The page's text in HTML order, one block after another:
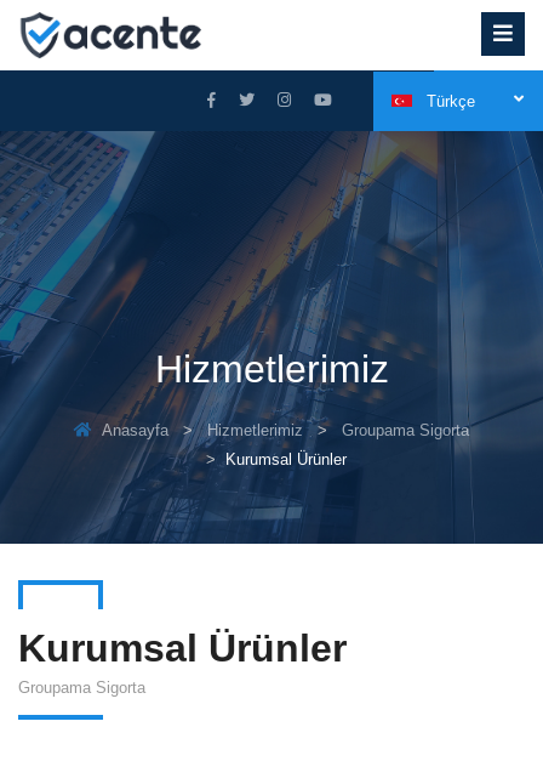
Türkçe
Hizmetlerimiz
Anasayfa Hizmetlerimiz
Groupama Sigorta
Kurumsal Ürünler
Kurumsal Ürünler
Groupama Sigorta